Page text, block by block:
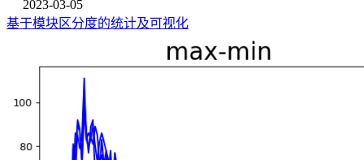
2023-03-05
基于模块区分度的统计及可视化